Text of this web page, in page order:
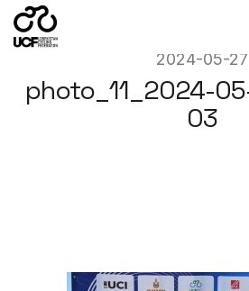
2024-05-27
photo_11_2024-
03